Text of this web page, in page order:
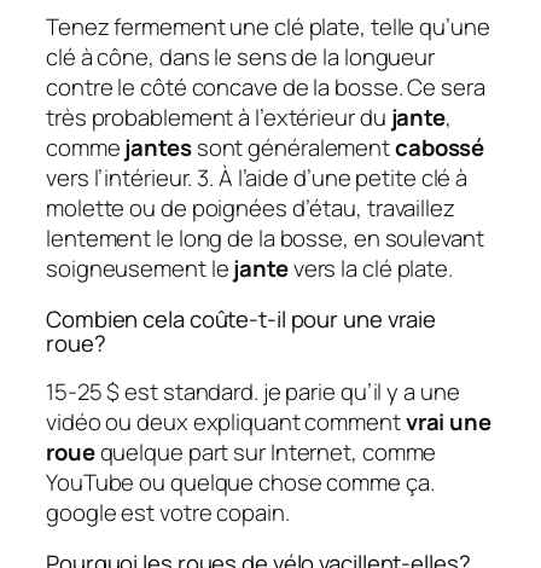
Tenez fermement une clé plate, telle qu’une
clé à cône, dans le sens de la longueur
contre le côté concave de la bosse. Ce sera
très probablement à l’extérieur du jante,
commejantessont généralementcabossé
vers l’intérieur. 3. À l’aide d’une petite clé à
molette ou de poignées d’étau, travaillez
lentement le long de la bosse, en soulevant
soigneusement lejantevers la clé plate.
Combien cela coûte-t-il pour une vraie
roue?
15-25 $ est standard. je parie qu’il y a une
vidéo ou deux expliquant commentvrai une
rouequelque part sur Internet, comme
YouTube ou quelque chose comme ça.
google est votre copain.